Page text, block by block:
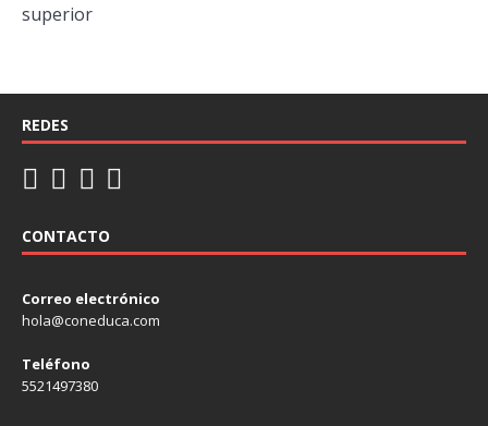
superior
REDES
CONTACTO
Correo electrónico
hola@coneduca.com
Teléfono
5521497380